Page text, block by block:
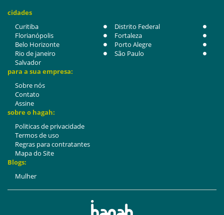
cidades
Curitiba
Distrito Federal
Florianópolis
Fortaleza
Belo Horizonte
Porto Alegre
Rio de janeiro
São Paulo
Salvador
para a sua empresa:
Sobre nós
Contato
Assine
sobre o hagah:
Politicas de privacidade
Termos de uso
Regras para contratantes
Mapa do Site
Blogs:
Mulher